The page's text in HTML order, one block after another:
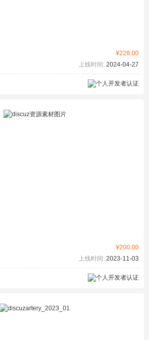
¥228.00
上线时间: 2024-04-27
¥200.00
上线时间: 2023-11-03